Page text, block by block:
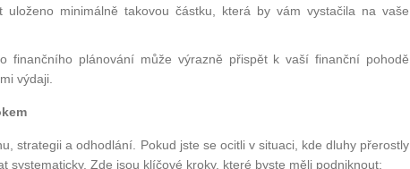
uloženo minimálně takovou částku, která by vám vystačila na vaše
finančního plánování může výrazně přispět k vaší finanční pohodě
výdaji.
strategii a odhodlání. Pokud jste se ocitli v situaci, kde dluhy přerostly
systematicky. Zde jsou klíčové kroky, které byste měli podniknout: